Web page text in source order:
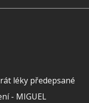
léky předepsané
- MIGUEL